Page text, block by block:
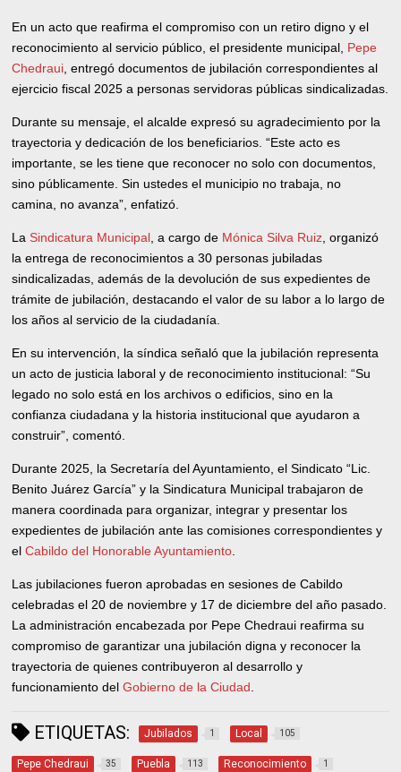
En un acto que reafirma el compromiso con un retiro digno y el
reconocimiento al servicio público, el presidente municipal, Pepe
Chedraui, entregó documentos de jubilación correspondientes al
ejercicio fiscal 2025 a personas servidoras públicas sindicalizadas.
Durante su mensaje, el alcalde expresó su agradecimiento por la
trayectoria y dedicación de los beneficiarios. “Este acto es
importante, se les tiene que reconocer no solo con documentos,
sino públicamente. Sin ustedes el municipio no trabaja, no
camina, no avanza”, enfatizó.
La Sindicatura Municipal, a cargo de Mónica Silva Ruiz, organizó
la entrega de reconocimientos a 30 personas jubiladas
sindicalizadas, además de la devolución de sus expedientes de
trámite de jubilación, destacando el valor de su labor a lo largo de
los años al servicio de la ciudadanía.
En su intervención, la síndica señaló que la jubilación representa
un acto de justicia laboral y de reconocimiento institucional: “Su
legado no solo está en los archivos o edificios, sino en la
confianza ciudadana y la historia institucional que ayudaron a
construir”, comentó.
Durante 2025, la Secretaría del Ayuntamiento, el Sindicato “Lic.
Benito Juárez García” y la Sindicatura Municipal trabajaron de
manera coordinada para organizar, integrar y presentar los
expedientes de jubilación ante las comisiones correspondientes y
elCabildo del Honorable Ayuntamiento.
Las jubilaciones fueron aprobadas en sesiones de Cabildo
celebradas el 20 de noviembre y 17 de diciembre del año pasado.
La administración encabezada por Pepe Chedraui reafirma su
compromiso de garantizar una jubilación digna y reconocer la
trayectoria de quienes contribuyeron al desarrollo y
funcionamiento delGobierno de la Ciudad.
ETIQUETAS: Jubilados 1 Local 105
Pepe Chedraui 35 Puebla 113 Reconocimiento 1